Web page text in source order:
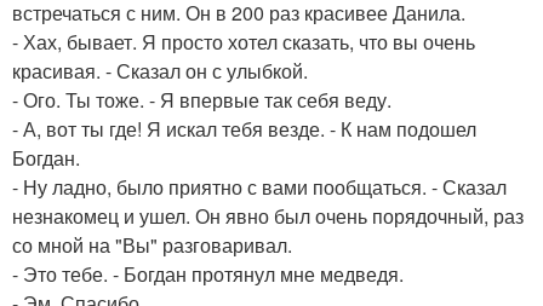
встречаться с ним. Он в 200 раз красивее Данила.
- Хах, бывает. Я просто хотел сказать, что вы очень
красивая. - Сказал он с улыбкой.
- Ого. Ты тоже. - Я впервые так себя веду.
- А, вот ты где! Я искал тебя везде. - К нам подошел
Богдан.
- Ну ладно, было приятно с вами пообщаться. - Сказал
незнакомец и ушел. Он явно был очень порядочный, раз
со мной на "Вы" разговаривал.
- Это тебе. - Богдан протянул мне медведя.